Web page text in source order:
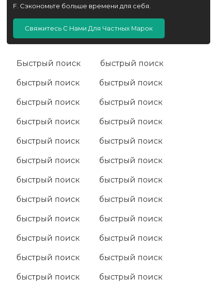
F. Сэкономьте больше времени для себя.
Свяжитесь С Нами Для Частных Марок
Быстрый поиск быстрый поиск
быстрый поиск быстрый поиск
быстрый поиск быстрый поиск
быстрый поиск быстрый поиск
быстрый поиск быстрый поиск
быстрый поиск быстрый поиск
быстрый поиск быстрый поиск
быстрый поиск быстрый поиск
быстрый поиск быстрый поиск
быстрый поиск быстрый поиск
быстрый поиск быстрый поиск
быстрый поиск быстрый поиск